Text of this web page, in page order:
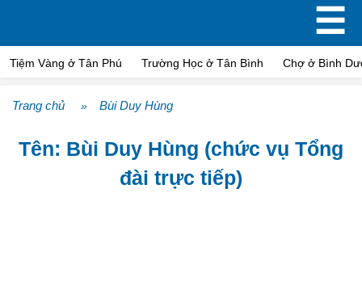
☰
Tiệm Vàng ở Tân Phú Trường Học ở Tân Bình Chợ ở Bình
Trang chủ » Bùi Duy Hùng
Tên: Bùi Duy Hùng (chức vụ Tổng
đài trực tiếp)